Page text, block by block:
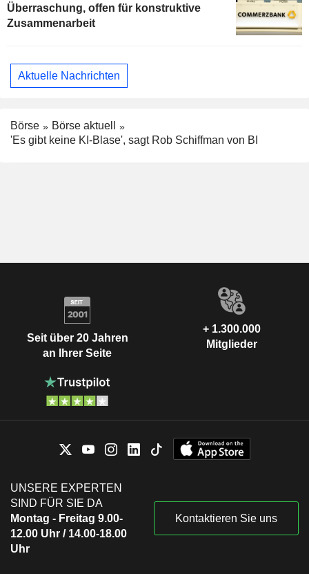
Überraschung, offen für konstruktive
Zusammenarbeit
Aktuelle Nachrichten
Börse
Börse aktuell
'Es gibt keine KI-Blase', sagt Rob Schiffman von BI
Seit über 20 Jahren
an Ihrer Seite
+ 1.300.000
Mitglieder
UNSERE EXPERTEN
SIND FÜR SIE DA
Montag - Freitag 9.00-
12.00 Uhr / 14.00-18.00
Uhr
Kontaktieren Sie uns